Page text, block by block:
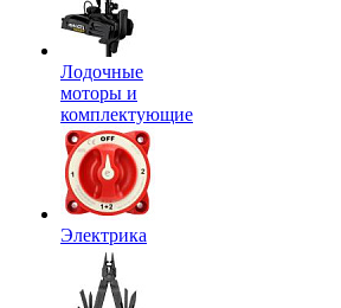
Лодочные
моторы и
комплектующие
Электрика